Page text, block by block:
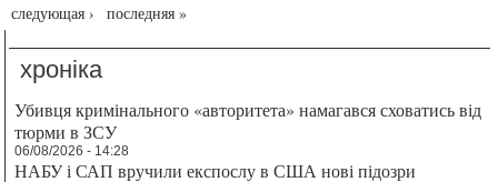
следующая ›
последняя »
хроніка
Убивця кримінального «авторитета» намагався сховатись від
тюрми в ЗСУ
06/08/2026 - 14:28
НАБУ і САП вручили експослу в США нові підозри